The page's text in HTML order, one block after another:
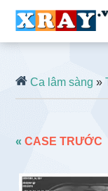
Ca lâm sàng »
«CASE TRƯỚC